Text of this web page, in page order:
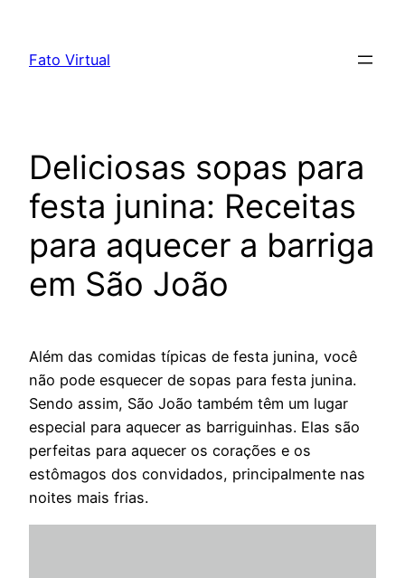
content
Fato Virtual
Deliciosas sopas para
festa junina: Receitas
para aquecer a barriga
em São João
Além das comidas típicas de festa junina, você
não pode esquecer de sopas para festa junina.
Sendo assim, São João também têm um lugar
especial para aquecer as barriguinhas. Elas são
perfeitas para aquecer os corações e os
estômagos dos convidados, principalmente nas
noites mais frias.